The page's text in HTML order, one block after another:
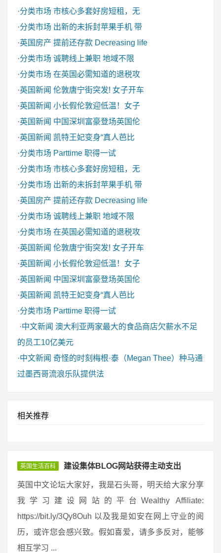
·分类市场 市核心多套好房短租，无
·分类市场 出新的未拆封苹果手机 带
·英国房产 提前还存款 Decreasing life
·分类市场 诚聘线上兼职 地域不限
·分类市场 在英国必需知道的退税攻
·英国新闻 伦敦唐宁街突发! 女子开车
·英国新闻 小长假伦敦迎低温！女子
·英国新闻 中国深圳富豪登场英国伦
·英国新闻 凯特王妃变身“真人芭比
·分类市场 Parttime 职得一试
·分类市场 市核心多套好房短租，无
·分类市场 出新的未拆封苹果手机 带
·英国房产 提前还存款 Decreasing life
·分类市场 诚聘线上兼职 地域不限
·分类市场 在英国必需知道的退税攻
·英国新闻 伦敦唐宁街突发! 女子开车
·英国新闻 小长假伦敦迎低温！女子
·英国新闻 中国深圳富豪登场英国伦
·英国新闻 凯特王妃变身“真人芭比
·分类市场 Parttime 职得一试
·中文新闻 澳大利亚两家最大的食品商店欠薪水不足
的员工10亿美元
·中文新闻 奇怪的时刻梅根·泰（Megan Thee）种马通
过墨西哥流浪乐队提供法
相关推荐
英国生活百科 建设集体BLOG网站获得主动支出
英国中文论坛大家好，我是石头哥，明天给大家分享
我学习建设网站的平台Wealthy Affiliate:
https://bit.ly/3Qy8Ouh 以及我是如安在网上守业的阅
历，或许您会感兴致。假如喜爱，请多多反对，能够
相互学习 ...